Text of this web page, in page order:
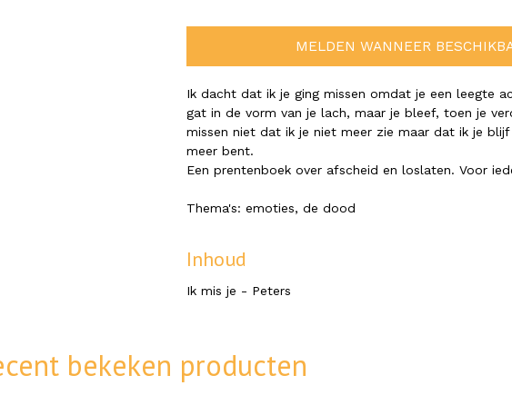
MELDEN WANNEER
Ik dacht dat ik je ging missen omdat je een leegte
gat in de vorm van je lach, maar je bleef, toen je
missen niet dat ik je niet meer zie maar dat ik je
meer bent.
Een prentenboek over afscheid en loslaten. Voor
Thema's: emoties, de dood
Inhoud
Ik mis je - Peters
bekeken producten